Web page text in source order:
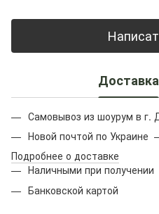
Доставка
Самовывоз из шоурум в г.
Новой почтой по Украине
Подробнее о доставке
Наличными при получении
Банковской картой